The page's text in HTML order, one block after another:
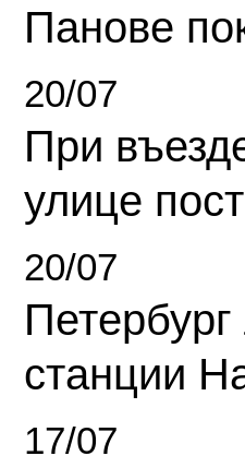
Панове
20/07
При
улице
20/07
станции
17/07